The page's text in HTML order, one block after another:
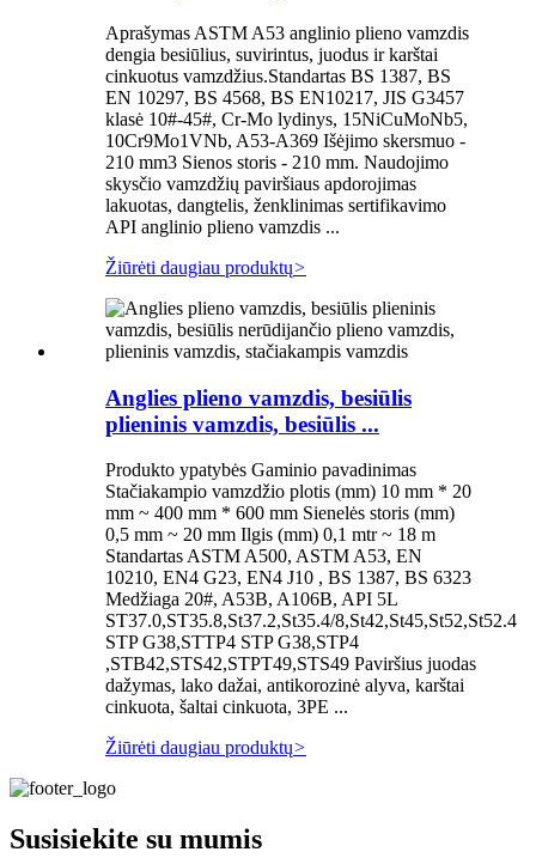
Aprašymas ASTM A53 anglinio plieno vamzdis
dengia besiūlius, suvirintus, juodus ir karštai
cinkuotus vamzdžius.Standartas BS 1387, BS
EN 10297, BS 4568, BS EN10217, JIS G3457
klasė 10#-45#, Cr-Mo lydinys, 15NiCuMoNb5,
10Cr9Mo1VNb, A53-A369 Išėjimo skersmuo -
210 mm3 Sienos storis - 210 mm. Naudojimo
skysčio vamzdžių paviršiaus apdorojimas
lakuotas, dangtelis, ženklinimas sertifikavimo
API anglinio plieno vamzdis ...
Žiūrėti daugiau produktų>
Anglies plieno vamzdis, besiūlis
plieninis vamzdis, besiūlis ...
Produkto ypatybės Gaminio pavadinimas
Stačiakampio vamzdžio plotis (mm) 10 mm * 20
mm ~ 400 mm * 600 mm Sienelės storis (mm)
0,5 mm ~ 20 mm Ilgis (mm) 0,1 mtr ~ 18 m
Standartas ASTM A500, ASTM A53, EN
10210, EN4 G23, EN4 J10 , BS 1387, BS 6323
Medžiaga 20#, A53B, A106B, API 5L
ST37.0,ST35.8,St37.2,St35.4/8,St42,St45,St52,St52.4
STP G38,STTP4 STP G38,STP4
,STB42,STS42,STPT49,STS49 Paviršius juodas
dažymas, lako dažai, antikorozinė alyva, karštai
cinkuota, šaltai cinkuota, 3PE ...
Žiūrėti daugiau produktų>
Susisiekite su mumis